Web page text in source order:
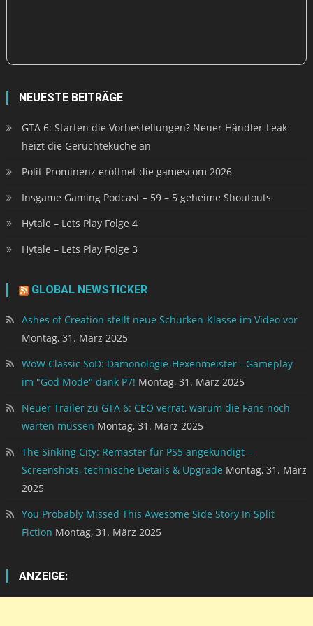
NEUESTE BEITRÄGE
GTA 6: Starten die Vorbestellungen? Neuer Händler-Leak
heizt die Gerüchteküche an
Polit-Prominenz eröffnet die gamescom 2026
Insgame Gaming Podcast – 59 – 5 geheime Shoutouts
Hytale – Lets Play Folge 4
Hytale – Lets Play Folge 3
GLOBAL NEWSTICKER
Ashes of Creation stellt neue Schurken-Klasse im Video vor
Montag, 31. März 2025
WoW Classic SoD: Dämonologie-Hexenmeister - Gameplay
im "God Mode" dank P7! Montag, 31. März 2025
Neuer Trailer zu GTA 6: CEO verrät, warum die Fans noch
warten müssen Montag, 31. März 2025
The Sinking City: Remaster für PS5 angekündigt –
Screenshots, technische Details & Upgrade Montag, 31. März
2025
You Probably Missed This Awesome Side Story In Split
Fiction Montag, 31. März 2025
ANZEIGE: